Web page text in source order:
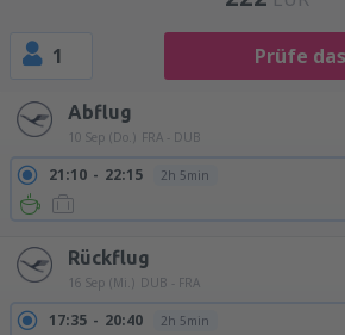
1 Prüfe
Abflug
10 Sep (Do.) FRA - DUB
21:10 22:15 2h 5min
Rückflug
16 Sep (Mi.) DUB - FRA
17:35 20:40 2h 5min